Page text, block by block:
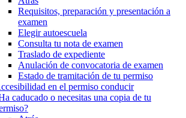
Requisitos, preparación y presentación a
examen
Elegir autoescuela
Consulta tu nota de examen
Traslado de expediente
Anulación de convocatoria de examen
Estado de tramitación de tu permiso
en el permiso conducir
caducado o necesitas una copia de tu